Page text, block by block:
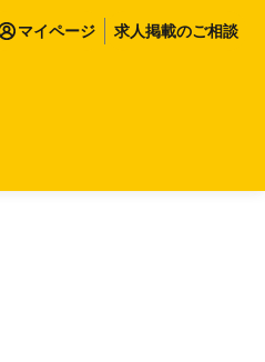
マイページ 求人掲載のご相談